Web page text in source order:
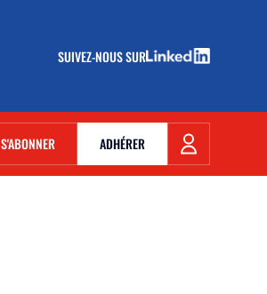
SUIVEZ-NOUS SUR
(NOUVELLE FENÊTRE)
S'ABONNER(NOUVELLE FENÊTRE)
ADHÉRER